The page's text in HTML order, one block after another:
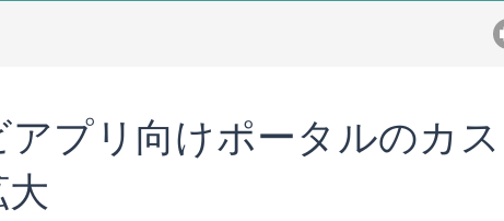
プリ向けポータルのカ